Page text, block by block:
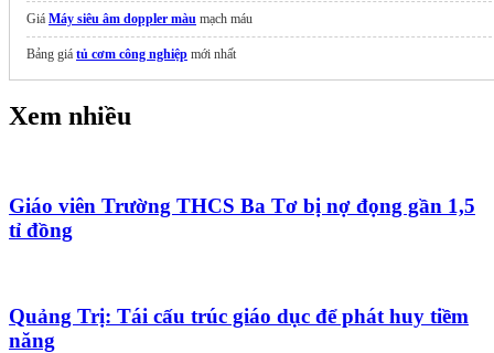
Giá Máy siêu âm doppler màu mạch máu
Bảng giá tủ cơm công nghiệp mới nhất
Xem nhiều
Giáo viên Trường THCS Ba Tơ bị nợ đọng gần 1,5
tỉ đồng
Quảng Trị: Tái cấu trúc giáo dục để phát huy tiềm
năng